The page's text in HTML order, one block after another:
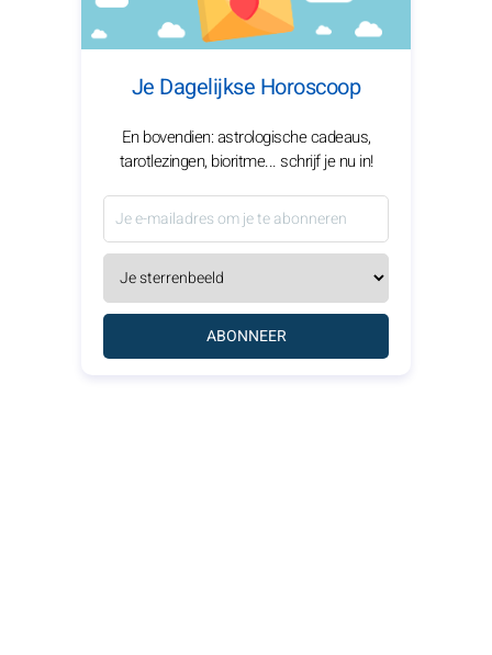
Je Dagelijkse Horoscoop
En bovendien: astrologische cadeaus,
tarotlezingen, bioritme... schrijf je nu in!
ABONNEER